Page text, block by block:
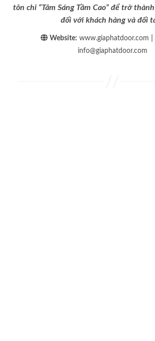
tôn chỉ “Tâm Sáng Tầm Cao” để trở
đối với khách hàng và đối
Website: www.giaphatdoor.com
info@giaphatdoor.com